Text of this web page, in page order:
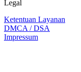
Legal
Ketentuan Layanan
DMCA / DSA
Impressum